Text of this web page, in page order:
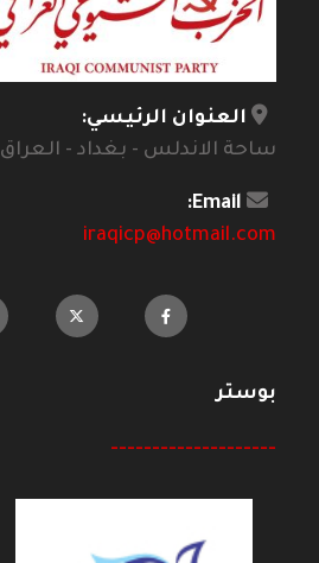
العنوان الرئيسي:
ساحة الاندلس - بغداد - العراق
Email:
iraqicp@hotmail.com
بوستر
--------------------